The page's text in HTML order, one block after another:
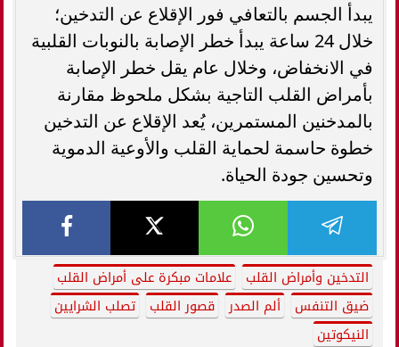
يبدأ الجسم بالتعافي فور الإقلاع عن التدخين؛
خلال 24 ساعة يبدأ خطر الإصابة بالنوبات القلبية
في الانخفاض، وخلال عام يقل خطر الإصابة
بأمراض القلب التاجية بشكل ملحوظ مقارنة
بالمدخنين المستمرين، يُعد الإقلاع عن التدخين
خطوة حاسمة لحماية القلب والأوعية الدموية
وتحسين جودة الحياة.
التدخين وأمراض القلب
علامات مبكرة على أمراض القلب
ضيق التنفس
ألم الصدر قصور القلب
تصلب الشرايين
النيكوتين